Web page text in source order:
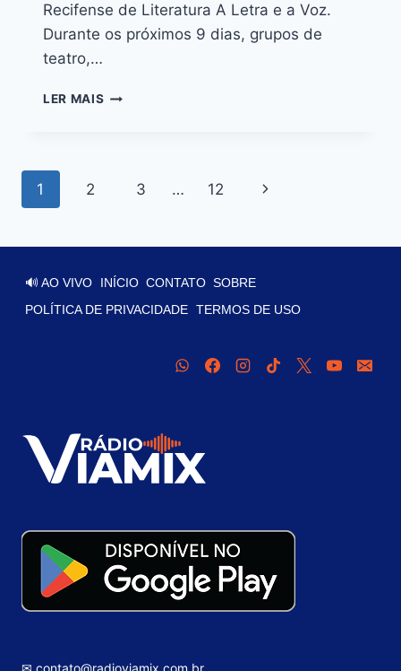
Recifense de Literatura A Letra e a Voz.
Durante os próximos 9 dias, grupos de
teatro,…
LER MAIS
1 2 3 … 12
🔊 AO VIVO INÍCIO CONTATO SOBRE
POLÍTICA DE PRIVACIDADE TERMOS DE USO
✉ contato@radioviamix.com.br